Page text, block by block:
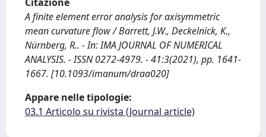
A finite element error analysis for axisymmetric
mean curvature flow / Barrett, J.W., Deckelnick, K.,
Nürnberg, R.. - In: IMA JOURNAL OF NUMERICAL
ANALYSIS. - ISSN 0272-4979. - 41:3(2021), pp. 1641-
1667. [10.1093/imanum/draa020]
Appare nelle tipologie:
03.1 Articolo su rivista (Journal article)